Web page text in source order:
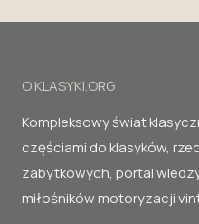
O KLASYKI.ORG
Kompleksowy świat
częściami do klasyków,
zabytkowych, portal
miłośników motoryzacji